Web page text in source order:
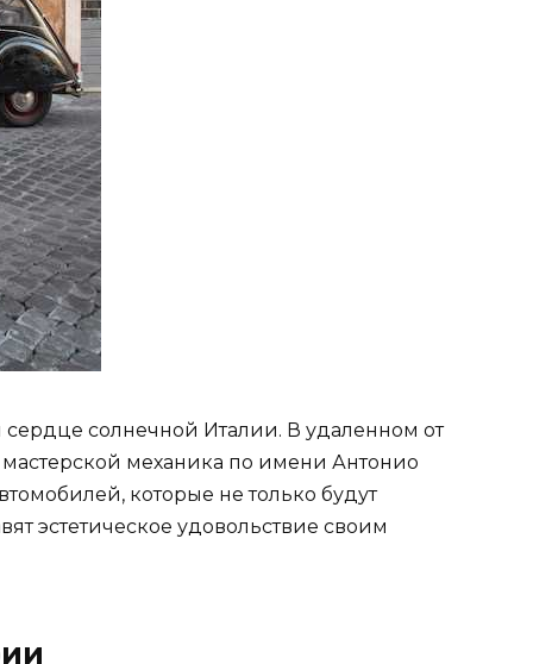
солнечной Италии. В удаленном от
механика по имени Антонио
которые не только будут
эстетическое удовольствие своим